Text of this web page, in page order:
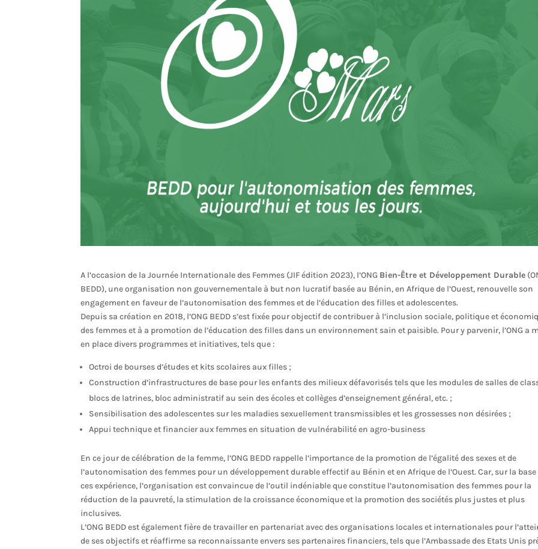
A l’occasion de la Journée Internationale des Femmes (JIF édition 2023), l’ONG Bien-Être et Développement Durable
BEDD), une organisation non gouvernementale à but non lucratif basée au Bénin, en Afrique de l’Ouest, renouvelle son
engagement en faveur de l’autonomisation des femmes et de l’éducation des filles et adolescentes.
Depuis sa création en 2018, l’ONG BEDD s’est fixée pour objectif de contribuer à l’inclusion sociale, politique et
des femmes et à a promotion de l’éducation des filles dans un environnement sain et paisible. Pour y parvenir, l’ONG a
en place divers programmes et initiatives, tels que :
Octroi de bourses d’études et kits scolaires aux filles ;
Construction d’infrastructures de base pour les enfants des milieux défavorisés tels que les modules de salles de
blocs de latrines, bloc administratif au sein des écoles et collèges d’enseignement général, etc. ;
Sensibilisation des adolescentes sur les maladies sexuellement transmissibles et les grossesses non désirées ;
Appui technique et financier aux femmes en situation de vulnérabilité en agro-business
En ce jour de célébration de la femme, l’ONG BEDD rappelle l’importance de la promotion de l’égalité des sexes et de
l’autonomisation des femmes pour un développement durable effectif au Bénin et en Afrique de l’Ouest. Car, sur la base
ces expérience, l’organisation est convaincue de l’outil indéniable que constitue l’autonomisation des femmes pour la
réduction de la pauvreté, la stimulation de la croissance économique et la promotion des sociétés plus justes et plus
inclusives.
L’ONG BEDD est également fière de travailler en partenariat avec des organisations locales et internationales pour
de ses objectifs et réaffirme sa reconnaissante envers ses partenaires financiers, tels que l’Ambassade des Etats Unis